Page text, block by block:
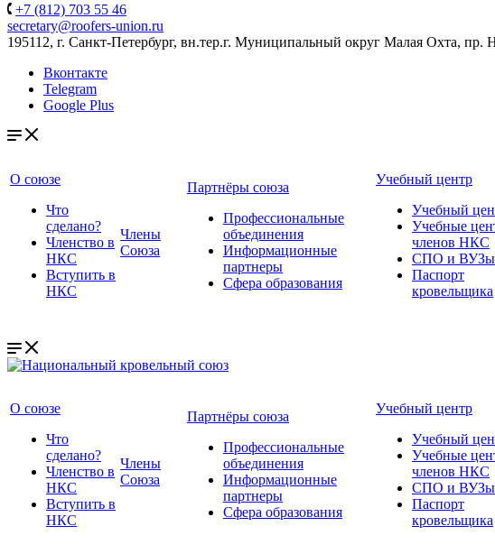
+7 (812) 703 55 46
secretary@roofers-union.ru
195112, г. Санкт-Петербург, вн.тер.г. Муниципальный округ Малая Охта,
Вконтакте
Telegram
Google Plus
О союзе
Что
сделано?
Членство в
НКС
Вступить в
НКС
Члены
Союза
Партнёры союза
Профессиональные
объединения
Информационные
партнеры
Сфера образования
Учебный центр
Учебный
Учебные
членов НКС
СПО и ВУЗы
Паспорт
кровельщика
О союзе
Что
сделано?
Членство в
НКС
Вступить в
НКС
Члены
Союза
Партнёры союза
Профессиональные
объединения
Информационные
партнеры
Сфера образования
Учебный центр
Учебный
Учебные
членов НКС
СПО и ВУЗы
Паспорт
кровельщика